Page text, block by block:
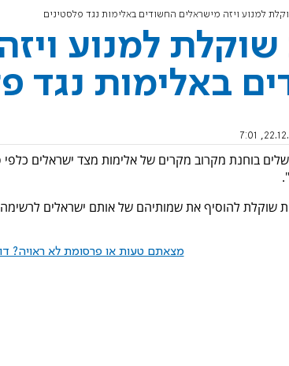
למנוע ויזה מישראלים החשודים באלימות נגד פלסטינים
למנוע
באלימות נגד
22.12.22,
בוחנת מקרוב מקרים של אלימות מצד ישראלים כלפי
שוקלת להוסיף את שמותיהם של אותם ישראלים
מצאתם טעות או פרסומת לא ראויה?